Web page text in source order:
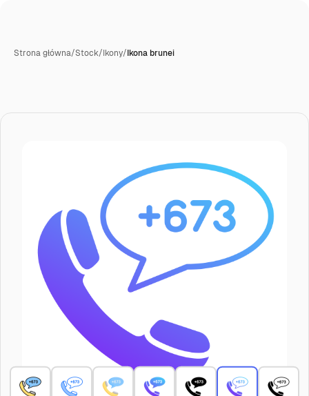
Strona główna/Stock/Ikony/Ikona brunei